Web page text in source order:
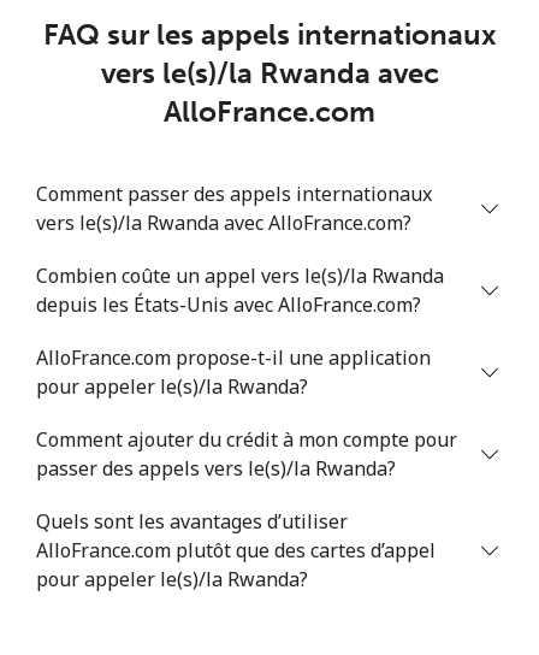
FAQ sur les appels internationaux
vers le(s)/la Rwanda avec
AlloFrance.com
Comment passer des appels internationaux
vers le(s)/la Rwanda avec AlloFrance.com?
Combien coûte un appel vers le(s)/la Rwanda
depuis les États-Unis avec AlloFrance.com?
AlloFrance.com propose-t-il une application
pour appeler le(s)/la Rwanda?
Comment ajouter du crédit à mon compte pour
passer des appels vers le(s)/la Rwanda?
Quels sont les avantages d’utiliser
AlloFrance.com plutôt que des cartes d’appel
pour appeler le(s)/la Rwanda?